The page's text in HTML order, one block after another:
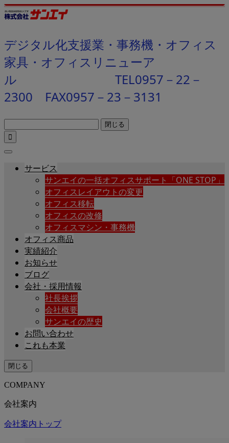
デジタル化支援業・事務機・オフィス
家具・オフィスリニューア
ル TEL0957－22－
2300 FAX0957－23－3131
閉じる

サービス
サンエイの一括オフィスサポート「ONE STOP」
オフィスレイアウトの変更
オフィス移転
オフィスの改修
オフィスマシン・事務機
オフィス商品
実績紹介
お知らせ
ブログ
会社・採用情報
社長挨拶
会社概要
サンエイの歴史
お問い合わせ
これも本業
閉じる
COMPANY
会社案内
会社案内トップ